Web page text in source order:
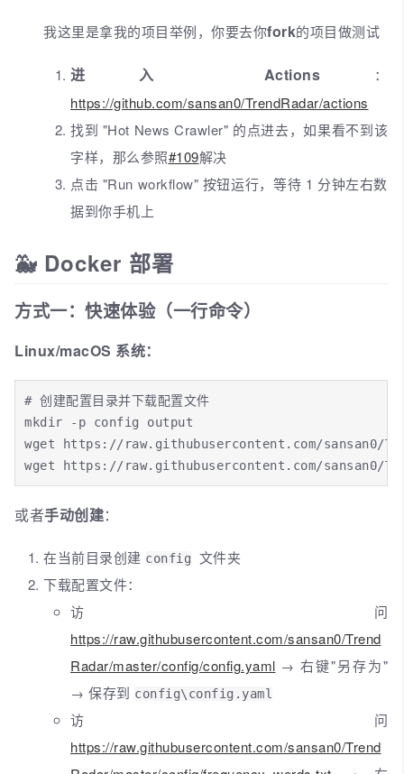
我这里是拿我的项目举例，你要去你fork的项目做测试
进入 Actions ：
https://github.com/sansan0/TrendRadar/actions
找到 "Hot News Crawler" 的点进去，如果看不到该
字样，那么参照#109解决
点击 "Run workflow" 按钮运行，等待 1 分钟左右数
据到你手机上
🐳 Docker 部署
方式一：快速体验（一行命令）
Linux/macOS 系统：
# 创建配置目录并下载配置文件
mkdir -p config output
wget https://raw.githubusercontent.com/sansan0/
wget https://raw.githubusercontent.com/sansan0/
或者手动创建：
在当前目录创建 config
文件夹
下载配置文件：
访问
https://raw.githubusercontent.com/sansan0/Trend
Radar/master/config/config.yaml → 右键"另存为"
→ 保存到 config\config.yaml
访问
https://raw.githubusercontent.com/sansan0/Trend